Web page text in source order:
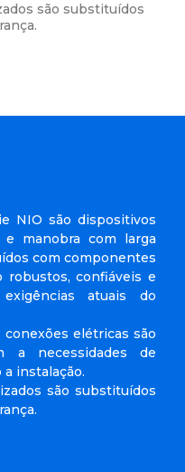
são substituídos
NIO são dispositivos
e manobra com larga
com componentes
robustos, confiáveis e
atuais do
elétricas são
a necessidades de
instalação.
são substituídos